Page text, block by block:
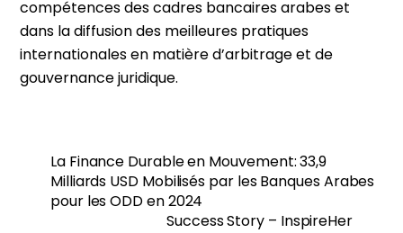
compétences des cadres bancaires arabes et
dans la diffusion des meilleures pratiques
internationales en matière d’arbitrage et de
gouvernance juridique.
La Finance Durable en Mouvement: 33,9
Milliards USD Mobilisés par les Banques Arabes
pour les ODD en 2024
Success Story – InspireHer